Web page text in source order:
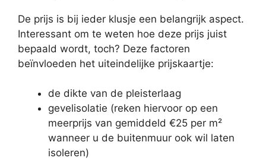
De prijs is bij ieder klusje een belangrijk aspect.
Interessant om te weten hoe deze prijs juist
bepaald wordt, toch? Deze factoren
beïnvloeden het uiteindelijke prijskaartje:
de dikte van de pleisterlaag
gevelisolatie (reken hiervoor op een
meerprijs van gemiddeld €25 per m²
wanneer u de buitenmuur ook wil laten
isoleren)